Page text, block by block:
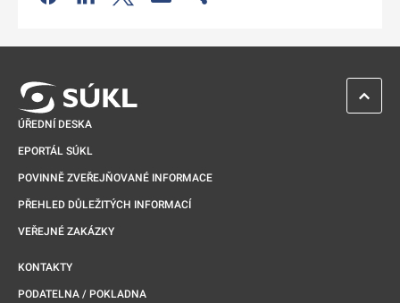
ÚŘEDNÍ DESKA
EPORTÁL SÚKL
POVINNĚ ZVEŘEJŇOVANÉ INFORMACE
PŘEHLED DŮLEŽITÝCH INFORMACÍ
VEŘEJNÉ ZAKÁZKY
KONTAKTY
PODATELNA / POKLADNA
ZPĚT